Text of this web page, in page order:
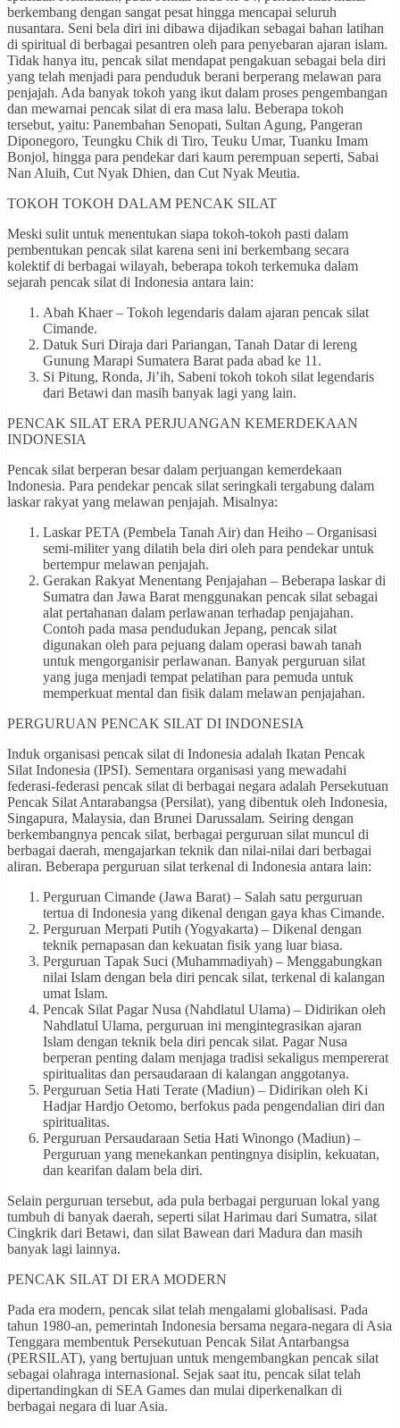
berkembang dengan sangat pesat hingga mencapai seluruh
nusantara. Seni bela diri ini dibawa dijadikan sebagai bahan latihan
di spiritual di berbagai pesantren oleh para penyebaran ajaran islam.
Tidak hanya itu, pencak silat mendapat pengakuan sebagai bela diri
yang telah menjadi para penduduk berani berperang melawan para
penjajah. Ada banyak tokoh yang ikut dalam proses pengembangan
dan mewarnai pencak silat di era masa lalu. Beberapa tokoh
tersebut, yaitu: Panembahan Senopati, Sultan Agung, Pangeran
Diponegoro, Teungku Chik di Tiro, Teuku Umar, Tuanku Imam
Bonjol, hingga para pendekar dari kaum perempuan seperti, Sabai
Nan Aluih, Cut Nyak Dhien, dan Cut Nyak Meutia.
TOKOH TOKOH DALAM PENCAK SILAT
Meski sulit untuk menentukan siapa tokoh-tokoh pasti dalam
pembentukan pencak silat karena seni ini berkembang secara
kolektif di berbagai wilayah, beberapa tokoh terkemuka dalam
sejarah pencak silat di Indonesia antara lain:
Abah Khaer – Tokoh legendaris dalam ajaran pencak silat
Cimande.
Datuk Suri Diraja dari Pariangan, Tanah Datar di lereng
Gunung Marapi Sumatera Barat pada abad ke 11.
Si Pitung, Ronda, Ji’ih, Sabeni tokoh tokoh silat legendaris
dari Betawi dan masih banyak lagi yang lain.
PENCAK SILAT ERA PERJUANGAN KEMERDEKAAN
INDONESIA
Pencak silat berperan besar dalam perjuangan kemerdekaan
Indonesia. Para pendekar pencak silat seringkali tergabung dalam
laskar rakyat yang melawan penjajah. Misalnya:
Laskar PETA (Pembela Tanah Air) dan Heiho – Organisasi
semi-militer yang dilatih bela diri oleh para pendekar untuk
bertempur melawan penjajah.
Gerakan Rakyat Menentang Penjajahan – Beberapa laskar di
Sumatra dan Jawa Barat menggunakan pencak silat sebagai
alat pertahanan dalam perlawanan terhadap penjajahan.
Contoh pada masa pendudukan Jepang, pencak silat
digunakan oleh para pejuang dalam operasi bawah tanah
untuk mengorganisir perlawanan. Banyak perguruan silat
yang juga menjadi tempat pelatihan para pemuda untuk
memperkuat mental dan fisik dalam melawan penjajahan.
PERGURUAN PENCAK SILAT DI INDONESIA
Induk organisasi pencak silat di Indonesia adalah Ikatan Pencak
Silat Indonesia (IPSI). Sementara organisasi yang mewadahi
federasi-federasi pencak silat di berbagai negara adalah Persekutuan
Pencak Silat Antarabangsa (Persilat), yang dibentuk oleh Indonesia,
Singapura, Malaysia, dan Brunei Darussalam. Seiring dengan
berkembangnya pencak silat, berbagai perguruan silat muncul di
berbagai daerah, mengajarkan teknik dan nilai-nilai dari berbagai
aliran. Beberapa perguruan silat terkenal di Indonesia antara lain:
Perguruan Cimande (Jawa Barat) – Salah satu perguruan
tertua di Indonesia yang dikenal dengan gaya khas Cimande.
Perguruan Merpati Putih (Yogyakarta) – Dikenal dengan
teknik pernapasan dan kekuatan fisik yang luar biasa.
Perguruan Tapak Suci (Muhammadiyah) – Menggabungkan
nilai Islam dengan bela diri pencak silat, terkenal di kalangan
umat Islam.
Pencak Silat Pagar Nusa (Nahdlatul Ulama) – Didirikan oleh
Nahdlatul Ulama, perguruan ini mengintegrasikan ajaran
Islam dengan teknik bela diri pencak silat. Pagar Nusa
berperan penting dalam menjaga tradisi sekaligus mempererat
spiritualitas dan persaudaraan di kalangan anggotanya.
Perguruan Setia Hati Terate (Madiun) – Didirikan oleh Ki
Hadjar Hardjo Oetomo, berfokus pada pengendalian diri dan
spiritualitas.
Perguruan Persaudaraan Setia Hati Winongo (Madiun) –
Perguruan yang menekankan pentingnya disiplin, kekuatan,
dan kearifan dalam bela diri.
Selain perguruan tersebut, ada pula berbagai perguruan lokal yang
tumbuh di banyak daerah, seperti silat Harimau dari Sumatra, silat
Cingkrik dari Betawi, dan silat Bawean dari Madura dan masih
banyak lagi lainnya.
PENCAK SILAT DI ERA MODERN
Pada era modern, pencak silat telah mengalami globalisasi. Pada
tahun 1980-an, pemerintah Indonesia bersama negara-negara di Asia
Tenggara membentuk Persekutuan Pencak Silat Antarbangsa
(PERSILAT), yang bertujuan untuk mengembangkan pencak silat
sebagai olahraga internasional. Sejak saat itu, pencak silat telah
dipertandingkan di SEA Games dan mulai diperkenalkan di
berbagai negara di luar Asia.